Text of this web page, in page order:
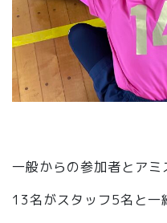
一般からの参加者とア
13名がスタッフ5名と一